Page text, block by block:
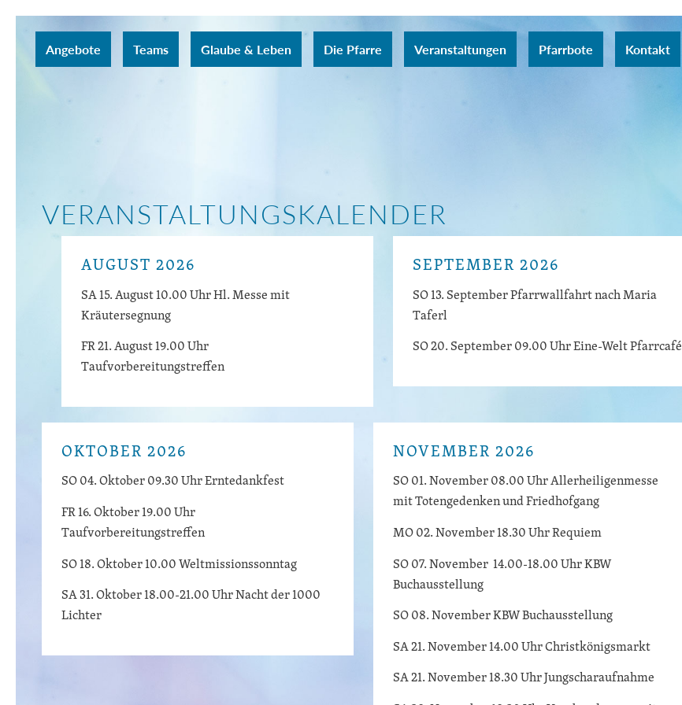
Angebote Teams Glaube & Leben Die Pfarre Veranstaltungen Pfarrbote Kontakt
VERANSTALTUNGS­KALENDER
AUGUST 2026
SA 15. August 10.00 Uhr Hl. Messe mit
Kräutersegnung
FR 21. August 19.00 Uhr
Taufvorbereitungstreffen
SEPTEMBER 2026
SO 13. September Pfarrwallfahrt nach Maria
Taferl
SO 20. September 09.00 Uhr Eine-Welt Pfarrcafé
OKTOBER 2026
SO 04. Oktober 09.30 Uhr Erntedankfest
FR 16. Oktober 19.00 Uhr
Taufvorbereitungstreffen
SO 18. Oktober 10.00 Weltmissionssonntag
SA 31. Oktober 18.00-21.00 Uhr Nacht der 1000
Lichter
NOVEMBER 2026
SO 01. November 08.00 Uhr Allerheiligenmesse
mit Totengedenken und Friedhofgang
MO 02. November 18.30 Uhr Requiem
SO 07. November 14.00-18.00 Uhr KBW
Buchausstellung
SO 08. November KBW Buchausstellung
SA 21. November 14.00 Uhr Christkönigsmarkt
SA 21. November 18.30 Uhr Jungscharaufnahme